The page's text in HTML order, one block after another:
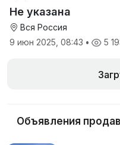
антидиарейная
кормовая добавка для
телят
Не указана
Вся Россия
9 июн 2025, 08:43 • 5
Объявления